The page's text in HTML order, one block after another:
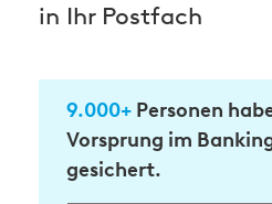
in Ihr Postfach
9.000+ Personen
Vorsprung im
gesichert.